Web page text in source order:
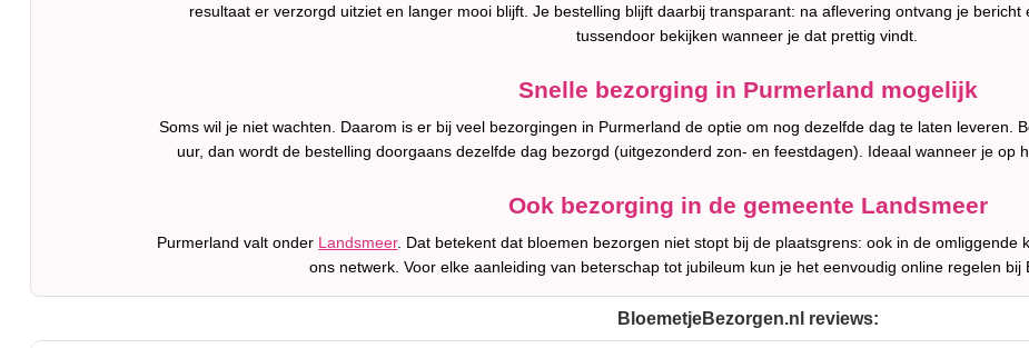
resultaat er verzorgd uitziet en langer mooi blijft. Je bestelling blijft daarbij transparant: na aflevering ontvang je
tussendoor bekijken wanneer je dat prettig vindt.
Snelle bezorging in Purmerland mogelijk
Soms wil je niet wachten. Daarom is er bij veel bezorgingen in Purmerland de optie om nog dezelfde dag te laten leveren.
uur, dan wordt de bestelling doorgaans dezelfde dag bezorgd (uitgezonderd zon- en feestdagen). Ideaal wanneer je op
Ook bezorging in de gemeente Landsmeer
Purmerland valt onder Landsmeer. Dat betekent dat bloemen bezorgen niet stopt bij de plaatsgrens: ook in de omliggende
ons netwerk. Voor elke aanleiding van beterschap tot jubileum kun je het eenvoudig online regelen bij
BloemetjeBezorgen.nl reviews: